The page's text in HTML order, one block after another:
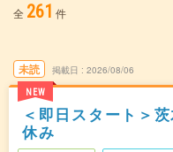
全 261 件
未読
NEW
掲載日 2026/08/06
＜即日スタート＞
休み